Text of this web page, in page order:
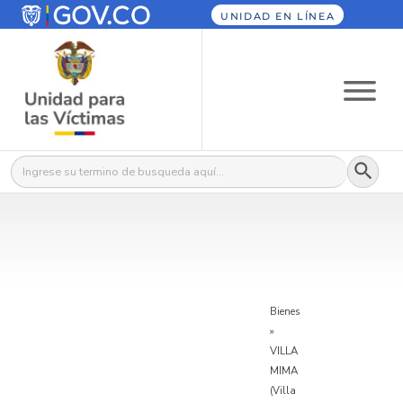
UNIDAD EN LÍNEA
Buscar: Botón
Bienes
»
VILLA
MIMA
(Villa